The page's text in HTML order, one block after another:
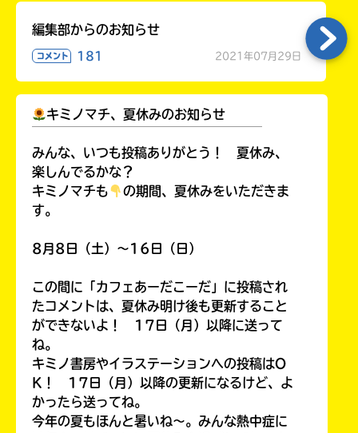
編集部からのお知らせ
コメント 181 2021年07月29日
キミノマチ、夏休みのお知らせ
みんな、いつも投稿ありがとう！ 夏休み、
楽しんでるかな？
キミノマチも
の期間、夏休みをいただきま
す。
8月8日（土）～16日（日）
この間に「カフェあーだこーだ」に投稿され
たコメントは、夏休み明け後も更新すること
ができないよ！ 17日（月）以降に送って
ね。
キミノ書房やイラステーションへの投稿はO
K！ 17日（月）以降の更新になるけど、よ
かったら送ってね。
今年の夏もほんと暑いね～。みんな熱中症に